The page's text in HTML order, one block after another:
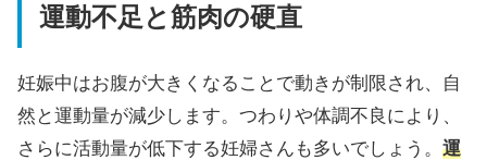
運動不足と筋肉の硬直
妊娠中はお腹が大きくなることで動きが制限され、自
然と運動量が減少します。つわりや体調不良により、
さらに活動量が低下する妊婦さんも多いでしょう。 運